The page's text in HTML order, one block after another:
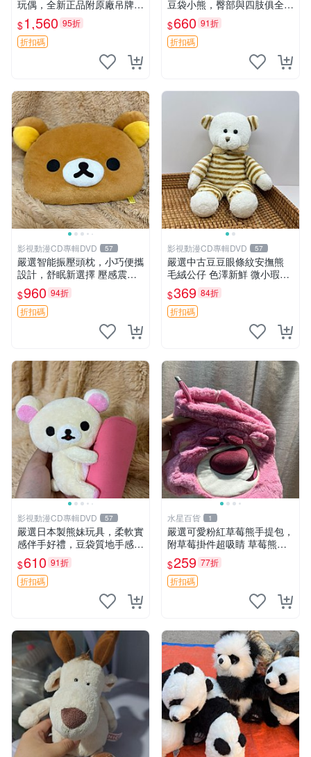
玩偶，全新正品附原廠吊牌與
防塵袋，內藏薰衣草可加熱，
適合各個年齡層，冷暖兩用享
受抱抱樂趣，不容錯過嚴選好
$1,560 95折
折扣碼
豆袋小熊，臀部與四肢俱全，
坐高11公分，附原盒與吊牌
收藏。藍鼻子小熊，值得擁有
玩具 憶熊
$660 91折
折扣碼
影視動漫CD專輯DVD 57
嚴選智能振壓頭枕，小巧便攜
設計，舒眠新選擇 壓感震動
頭枕 確切尺寸 小巧便攜
$960 94折
折扣碼
影視動漫CD專輯DVD 57
嚴選中古豆豆眼條紋安撫熊
毛絨公仔 色澤新鮮 微小瑕疵
可收藏 中古 安撫熊 條紋公仔
$369 84折
折扣碼
影視動漫CD專輯DVD 57
嚴選日本製熊妹玩具，柔軟實
感伴手好禮，豆袋質地手感
佳，抱枕小熊 recom 推薦 白
色豆袋 玩具
$610 91折
折扣碼
水星百貨 1
嚴選可愛粉紅草莓熊手提包，
附草莓掛件超吸睛 草莓熊手
提包 草莓掛件 可愛portunes
e
$259 77折
折扣碼